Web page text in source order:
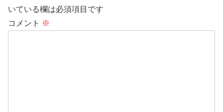
いている欄は必須項目です
コメント ※